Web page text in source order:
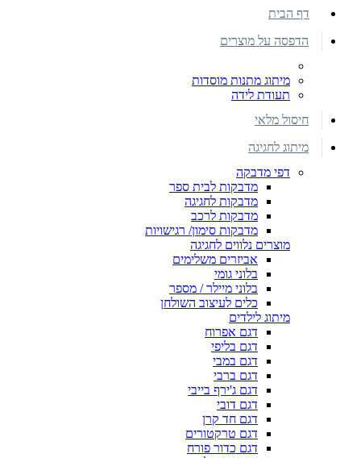
דף הבית
הדפסה על מוצרים
מיתוג מתנות מוסדות
תעודת לידה
חיסול מלאי
מיתוג לחגיגה
דפי מדבקה
מדבקות לבית ספר
מדבקות לחגיגה
מדבקות לרכב
מדבקות סימון/ רגישויות
מוצרים נלווים לחגיגה
אביזרים משלימים
בלוני גומי
בלוני מיילר / מספר
כלים לעיצוב השולחן
מיתוג לילדים
דגם אפרוח
דגם בליפי
דגם במבי
דגם ברבי
דגם ג'ירף בייבי
דגם דובי
דגם חד קרן
דגם טרקטורים
דגם כדור פורח